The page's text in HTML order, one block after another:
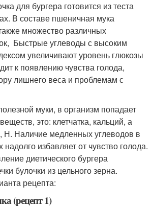
для бургера готовится из теста
В составе пшеничная мука
множество различных
Быстрые углеводы с высоким
увеличивают уровень глюкозы
к появлению чувства голода,
лишнего веса и проблемам с
муки, в организм попадает
это: клетчатка, кальций, а
Н. Наличие медленных углеводов в
надолго избавляет от чувство голода.
диетического бургера
булочки из цельного зерна.
рецепта:
(рецепт 1)